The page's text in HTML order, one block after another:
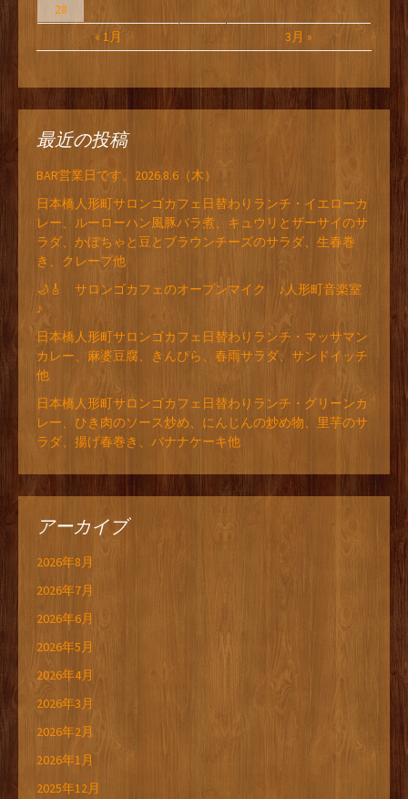
« 1月 3月 »
28
最近の投稿
BAR営業日です。2026.8.6（木）
日本橋人形町サロンゴカフェ日替わりランチ・イエローカ
レー、ルーローハン風豚バラ煮、キュウリとザーサイのサ
ラダ、かぼちゃと豆とブラウンチーズのサラダ、生春巻
き、クレープ他
🌙🎸 サロンゴカフェのオープンマイク ♪人形町音楽室
♪
日本橋人形町サロンゴカフェ日替わりランチ・マッサマン
カレー、麻婆豆腐、きんぴら、春雨サラダ、サンドイッチ
他
日本橋人形町サロンゴカフェ日替わりランチ・グリーンカ
レー、ひき肉のソース炒め、にんじんの炒め物、里芋のサ
ラダ、揚げ春巻き、バナナケーキ他
アーカイブ
2026年8月
2026年7月
2026年6月
2026年5月
2026年4月
2026年3月
2026年2月
2026年1月
2025年12月